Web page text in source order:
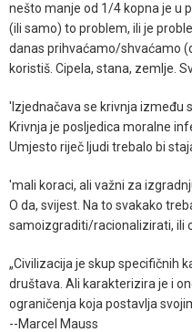
nešto manje od 1/4 kopna je u
(ili samo) to problem, ili je
danas prihvaćamo/shvaćamo
koristiš. Cipela, stana, zemlje.
'Izjednačava se krivnja između
Krivnja je posljedica moralne
Umjesto riječ ljudi trebalo bi
'mali koraci, ali važni za
O da, svijest. Na to svakako
samoizgraditi/racionalizirati, ili
„Civilizacija je skup specifičnih
društava. Ali karakterizira je i
ograničenja koja postavlja
--Marcel Mauss